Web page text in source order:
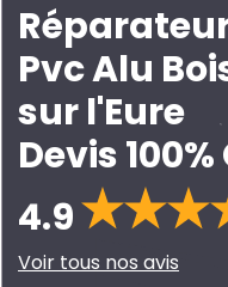
Pvc Alu
sur l'Eure
Devis
4.9
Voir tous nos avis